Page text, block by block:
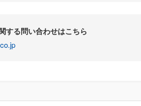
する問い合わせはこちら